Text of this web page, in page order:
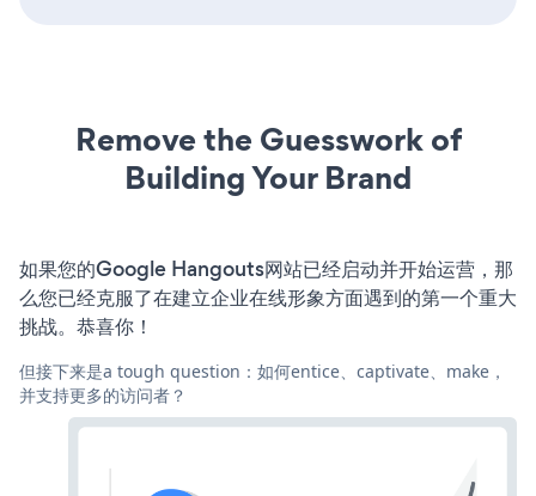
Remove the Guesswork of
Building Your Brand
如果您的Google Hangouts网站已经启动并开始运营，那
么您已经克服了在建立企业在线形象方面遇到的第一个重大
挑战。恭喜你！
但接下来是a tough question：如何entice、captivate、make，
并支持更多的访问者？